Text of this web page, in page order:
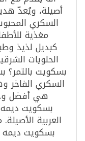
أصيلة، ويُعدّ
السكري
مغذية
كبديل لذيذ
الحلويات
بسكويت
السكري الفاخر
هي أفضل
بسكويت
العربية
بسكويت ديمه